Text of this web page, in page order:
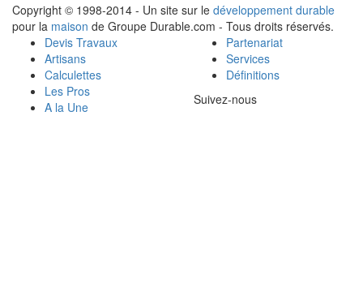
Copyright © 1998-2014 - Un site sur le développement durable
pour la maison de Groupe Durable.com - Tous droits réservés.
Devis Travaux
Artisans
Calculettes
Les Pros
A la Une
Partenariat
Services
Définitions
Suivez-nous